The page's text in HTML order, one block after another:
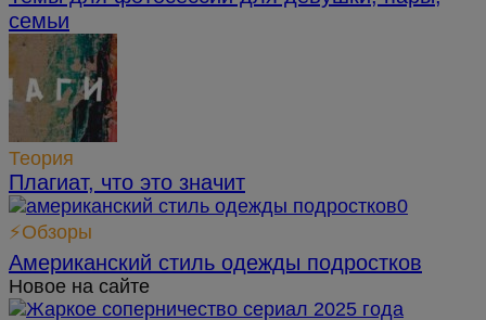
семьи
Теория
Плагиат, что это значит
⚡Обзоры
Американский стиль одежды подростков
Новое на сайте